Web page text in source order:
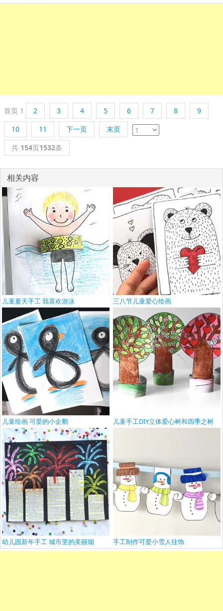
首页 1 2 3 4 5 6 7 8
9
10
11 下一页
末页
共 154页1532条
相关内容
儿童夏天手工 我喜欢游泳 三八节儿童爱心绘画
儿童绘画 可爱的小企鹅 儿童手工DIY立体爱心树和四季之树
幼儿园新年手工 城市里的美丽烟 手工制作可爱小雪人挂饰